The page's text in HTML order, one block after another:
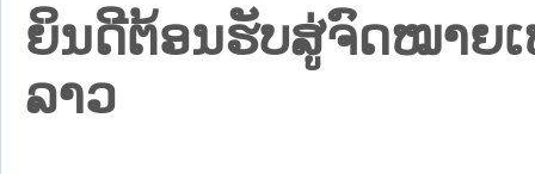
ຍິນດີຕ້ອນຮັບສູ່ຈົດໝາຍເ
ລາວ